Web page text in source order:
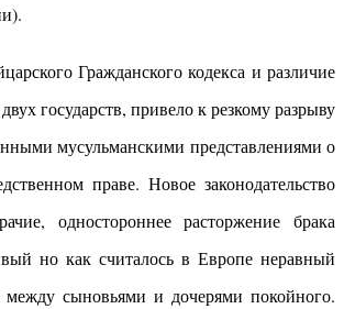
Гражданского кодекса и различие
государств, привело к резкому разрыву
мусульманскими представлениями о
праве. Новое законодательство
одностороннее расторжение брака
но как считалось в Европе неравный
между сыновьями и дочерями покойного.